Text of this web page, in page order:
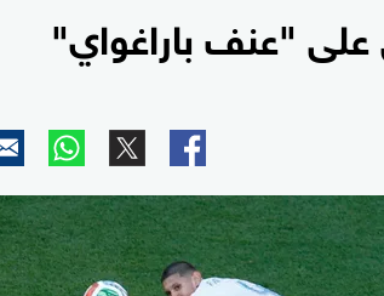
على "عنف باراغواي"